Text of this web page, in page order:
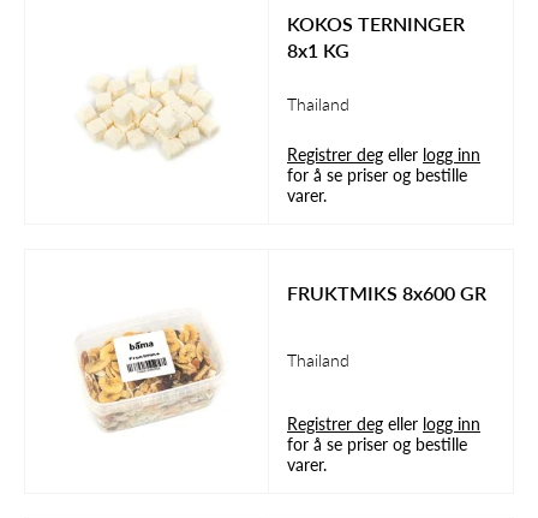
KOKOS TERNINGER
8x1 KG
Thailand
Registrer deg eller logg inn
for å se priser og bestille
varer.
FRUKTMIKS 8x600 GR
Thailand
Registrer deg eller logg inn
for å se priser og bestille
varer.